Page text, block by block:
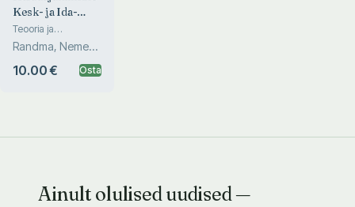
Kesk- ja Ida-
Euroopa
siirderiikides
Teooria ja
juhtumianalüüsid
Randma, Nemec,
Prokop, Vintar,
Wright
10.00 € Osta
Ainult olulised uudised —